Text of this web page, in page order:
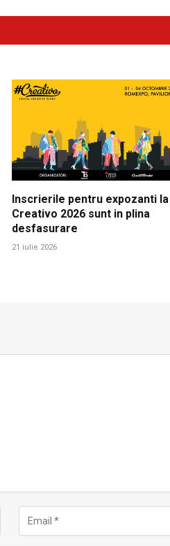
Inscrierile pentru expozanti la
Creativo 2026 sunt in plina
desfasurare
21 iulie 2026